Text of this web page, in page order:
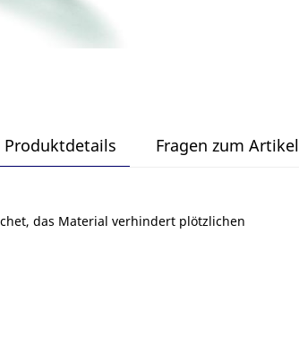
Produktdetails Fragen zum Artikel
das Material verhindert plötzlichen